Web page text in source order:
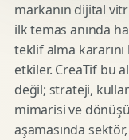
markanın dijital
ilk temas anında
teklif alma
etkiler. CreaTif bu
değil; strateji,
mimarisi ve
aşamasında